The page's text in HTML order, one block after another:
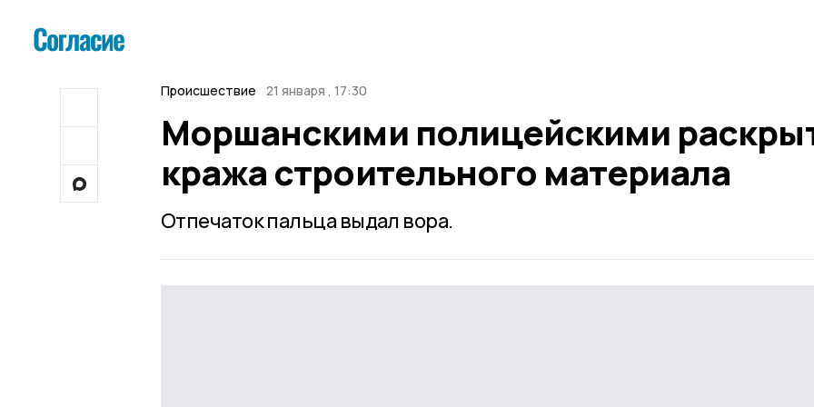
Происшествие 21 января , 17:30
Моршанскими полицейскими
кража строительного материала
Отпечаток пальца выдал вора.